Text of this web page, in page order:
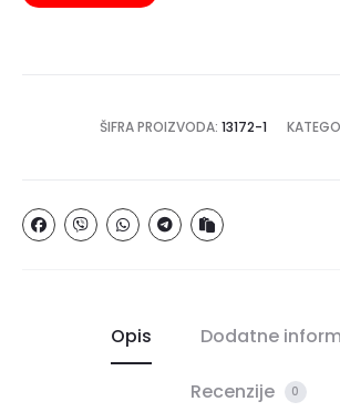
ŠIFRA PROIZVODA: 13172-1
Opis Dodatne
Recenzije 0